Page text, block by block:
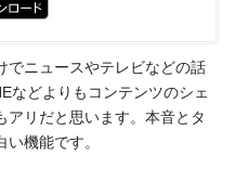
でニュースやテレビなどの話
などよりもコンテンツのシェ
アリだと思います。本音とタ
機能です。